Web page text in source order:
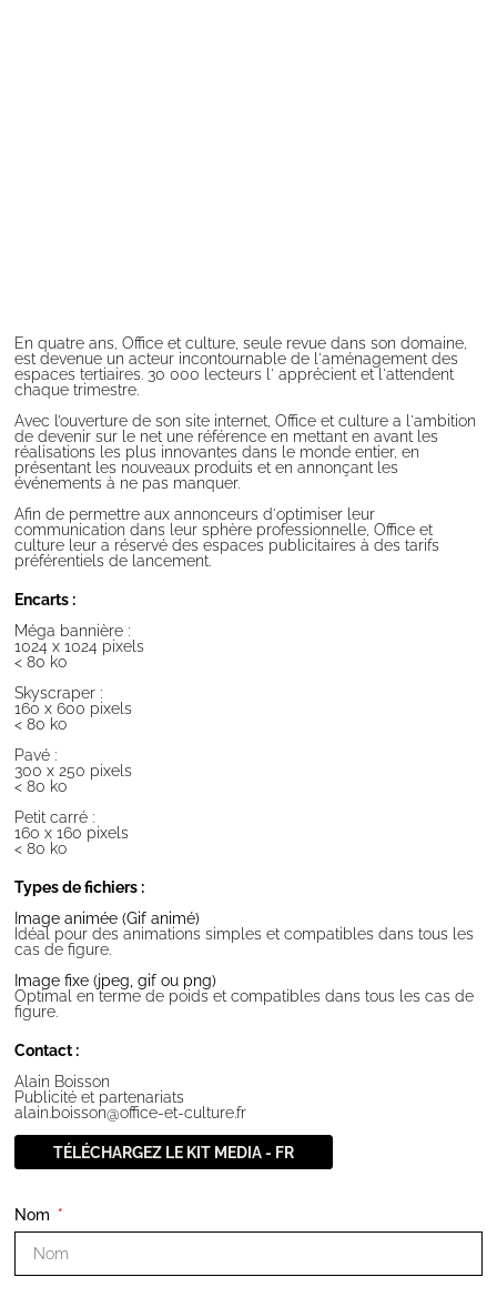
En quatre ans, Office et culture, seule revue dans son domaine,
est devenue un acteur incontournable de l'aménagement des
espaces tertiaires. 30 000 lecteurs l' apprécient et l'attendent
chaque trimestre.
Avec l’ouverture de son site internet, Office et culture a l'ambition
de devenir sur le net une référence en mettant en avant les
réalisations les plus innovantes dans le monde entier, en
présentant les nouveaux produits et en annonçant les
événements à ne pas manquer.
Afin de permettre aux annonceurs d'optimiser leur
communication dans leur sphère professionnelle, Office et
culture leur a réservé des espaces publicitaires à des tarifs
préférentiels de lancement.
Encarts :
Méga bannière :
1024 x 1024 pixels
< 80 ko
Skyscraper :
160 x 600 pixels
< 80 ko
Pavé :
300 x 250 pixels
< 80 ko
Petit carré :
160 x 160 pixels
< 80 ko
Types de fichiers :
Image animée (Gif animé)
Idéal pour des animations simples et compatibles dans tous les
cas de figure.
Image fixe (jpeg, gif ou png)
Optimal en terme de poids et compatibles dans tous les cas de
figure.
Contact :
Alain Boisson
Publicité et partenariats
alain.boisson@office-et-culture.fr
TÉLÉCHARGEZ LE KIT MEDIA - FR
Nom